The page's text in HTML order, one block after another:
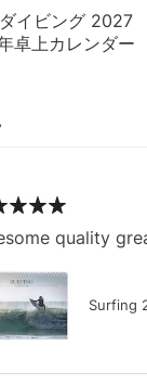
ダイビング 2027
卓上カレンダー
quality
Surfing